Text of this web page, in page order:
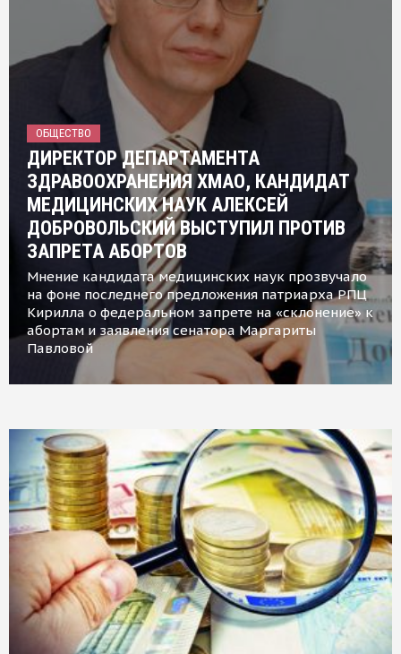
ОБЩЕСТВО
ДИРЕКТОР ДЕПАРТАМЕНТА
ЗДРАВООХРАНЕНИЯ ХМАО, КАНДИДАТ
МЕДИЦИНСКИХ НАУК АЛЕКСЕЙ
ДОБРОВОЛЬСКИЙ ВЫСТУПИЛ ПРОТИВ
ЗАПРЕТА АБОРТОВ
Мнение кандидата медицинских наук прозвучало
на фоне последнего предложения патриарха РПЦ
Кирилла о федеральном запрете на «склонение» к
абортам и заявления сенатора Маргариты
Павловой